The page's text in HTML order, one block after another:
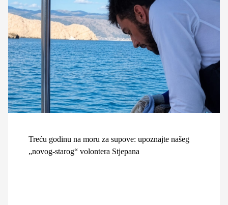
Treću godinu na moru za supove: upoznajte našeg
„novog-starog“ volontera Stjepana